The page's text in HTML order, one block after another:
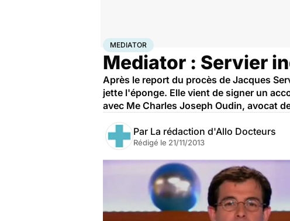
AccueilSanté Société
MEDIATOR
Mediator : Servier
Après le report du procès de Jacques
jette l'éponge. Elle vient de signer un
avec Me Charles Joseph Oudin, avocat
Par La rédaction d'Allo Docteurs
Rédigé le 21/11/2013